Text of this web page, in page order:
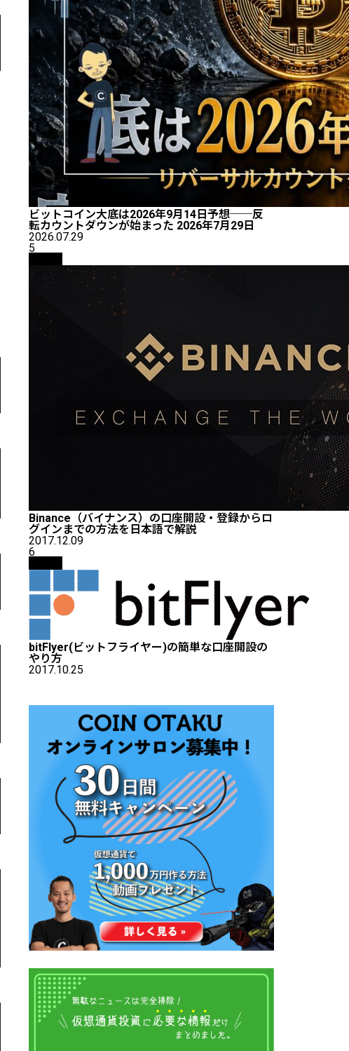
ビットコイン大底は2026年9月14日予想──反
転カウントダウンが始まった 2026年7月29日
2026.07.29
5
Binance（バイナンス）の口座開設・登録からロ
グインまでの方法を日本語で解説
2017.12.09
6
bitFlyer(ビットフライヤー)の簡単な口座開設の
やり方
2017.10.25